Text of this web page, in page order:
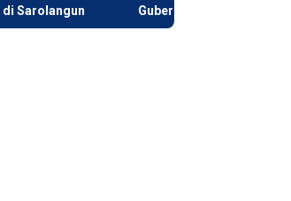
Gubernur Al Haris Tinjau Lokasi